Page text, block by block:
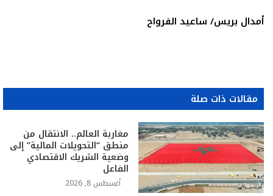
أمدال بريس/ ساعيد الفرواح
مقالات ذات صلة
مغاربة العالم.. الانتقال من
منطق “التحويلات المالية” إلى
وضعية الشريك الاقتصادي
الفاعل
أغسطس 8, 2026